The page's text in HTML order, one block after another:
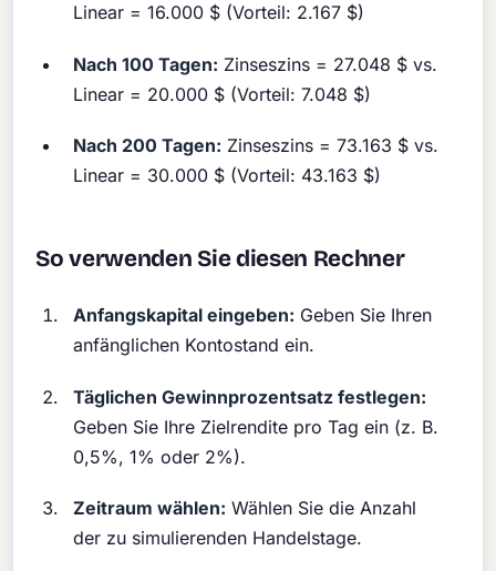
Linear = 16.000 $ (Vorteil: 2.167 $)
Nach 100 Tagen: Zinseszins = 27.048 $ vs.
Linear = 20.000 $ (Vorteil: 7.048 $)
Nach 200 Tagen: Zinseszins = 73.163 $ vs.
Linear = 30.000 $ (Vorteil: 43.163 $)
So verwenden Sie diesen Rechner
Anfangskapital eingeben: Geben Sie Ihren
anfänglichen Kontostand ein.
Täglichen Gewinnprozentsatz festlegen:
Geben Sie Ihre Zielrendite pro Tag ein (z. B.
0,5%, 1% oder 2%).
Zeitraum wählen: Wählen Sie die Anzahl
der zu simulierenden Handelstage.